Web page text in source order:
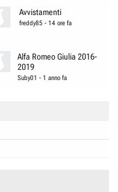
Avvistamenti
freddy85 - 14 ore fa
Alfa Romeo Giulia 2016-
2019
Suby01 - 1 anno fa